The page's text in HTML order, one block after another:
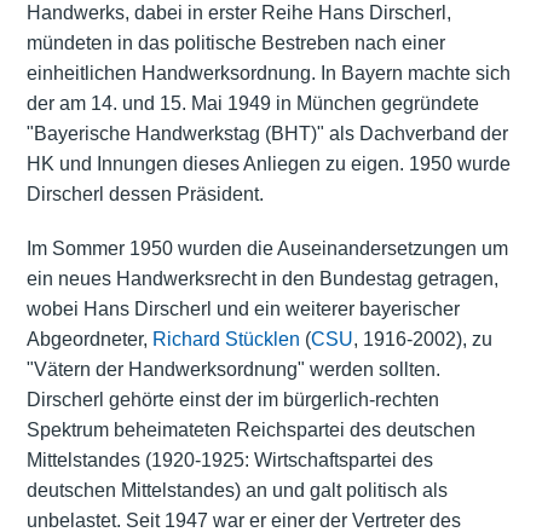
Handwerks, dabei in erster Reihe Hans Dirscherl,
mündeten in das politische Bestreben nach einer
einheitlichen Handwerksordnung. In Bayern machte sich
der am 14. und 15. Mai 1949 in München gegründete
"Bayerische Handwerkstag (BHT)" als Dachverband der
HK und Innungen dieses Anliegen zu eigen. 1950 wurde
Dirscherl dessen Präsident.
Im Sommer 1950 wurden die Auseinandersetzungen um
ein neues Handwerksrecht in den Bundestag getragen,
wobei Hans Dirscherl und ein weiterer bayerischer
Abgeordneter, Richard Stücklen (CSU, 1916-2002), zu
"Vätern der Handwerksordnung" werden sollten.
Dirscherl gehörte einst der im bürgerlich-rechten
Spektrum beheimateten Reichspartei des deutschen
Mittelstandes (1920-1925: Wirtschaftspartei des
deutschen Mittelstandes) an und galt politisch als
unbelastet. Seit 1947 war er einer der Vertreter des